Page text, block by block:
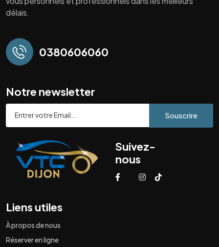
délais.
0380606060
Notre newsletter
Souscrire
Suivez-
nous
Liens utiles
À propos de nous
Réserver en ligne